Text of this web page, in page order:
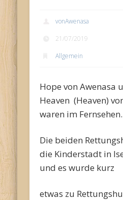
vonAwenasa
21/07/2019
Allgemein
Hope von Awenasa
Heaven (Heaven)
waren im Fernsehen.
Die beiden
die Kinderstadt in
und es wurde kurz
etwas zu